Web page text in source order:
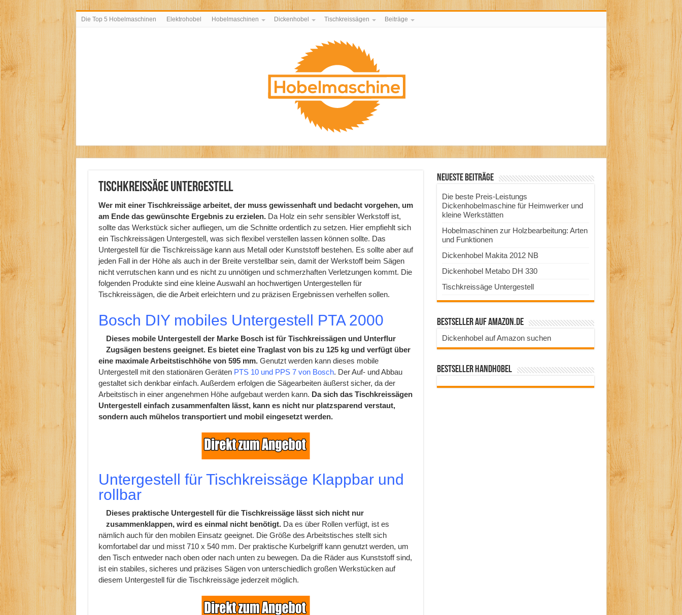
Die Top 5 Hobelmaschinen Elektrohobel Hobelmaschinen Dickenhobel Tischkreissägen Beiträge
Tischkreissäge Untergestell
Wer mit einer Tischkreissäge arbeitet, der muss gewissenhaft und bedacht vorgehen, um
am Ende das gewünschte Ergebnis zu erzielen. Da Holz ein sehr sensibler Werkstoff ist,
sollte das Werkstück sicher aufliegen, um die Schnitte ordentlich zu setzen. Hier empfiehlt sich
ein Tischkreissägen Untergestell, was sich flexibel verstellen lassen können sollte. Das
Untergestell für die Tischkreissäge kann aus Metall oder Kunststoff bestehen. Es sollte aber auf
jeden Fall in der Höhe als auch in der Breite verstellbar sein, damit der Werkstoff beim Sägen
nicht verrutschen kann und es nicht zu unnötigen und schmerzhaften Verletzungen kommt. Die
folgenden Produkte sind eine kleine Auswahl an hochwertigen Untergestellen für
Tischkreissägen, die die Arbeit erleichtern und zu präzisen Ergebnissen verhelfen sollen.
Bosch DIY mobiles Untergestell PTA 2000
Dieses mobile Untergestell der Marke Bosch ist für Tischkreissägen und Unterflur
Zugsägen bestens geeignet. Es bietet eine Traglast von bis zu 125 kg und verfügt über
eine maximale Arbeitstischhöhe von 595 mm. Genutzt werden kann dieses mobile
Untergestell mit den stationären Geräten PTS 10 und PPS 7 von Bosch. Der Auf- und Abbau
gestaltet sich denkbar einfach. Außerdem erfolgen die Sägearbeiten äußerst sicher, da der
Arbeitstisch in einer angenehmen Höhe aufgebaut werden kann. Da sich das Tischkreissägen
Untergestell einfach zusammenfalten lässt, kann es nicht nur platzsparend verstaut,
sondern auch mühelos transportiert und mobil eingesetzt werden.
Untergestell für Tischkreissäge Klappbar und
rollbar
Dieses praktische Untergestell für die Tischkreissäge lässt sich nicht nur
zusammenklappen, wird es einmal nicht benötigt. Da es über Rollen verfügt, ist es
nämlich auch für den mobilen Einsatz geeignet. Die Größe des Arbeitstisches stellt sich
komfortabel dar und misst 710 x 540 mm. Der praktische Kurbelgriff kann genutzt werden, um
den Tisch entweder nach oben oder nach unten zu bewegen. Da die Räder aus Kunststoff sind,
ist ein stabiles, sicheres und präzises Sägen von unterschiedlich großen Werkstücken auf
diesem Untergestell für die Tischkreissäge jederzeit möglich.
Neueste Beiträge
Die beste Preis-Leistungs
Dickenhobelmaschine für Heimwerker und
kleine Werkstätten
Hobelmaschinen zur Holzbearbeitung: Arten
und Funktionen
Dickenhobel Makita 2012 NB
Dickenhobel Metabo DH 330
Tischkreissäge Untergestell
Bestseller auf Amazon.de
Dickenhobel auf Amazon suchen
Bestseller Handhobel